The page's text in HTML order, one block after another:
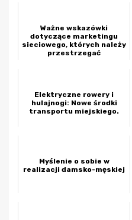
Ważne wskazówki
dotyczące marketingu
sieciowego, których należy
przestrzegać
Elektryczne rowery i
hulajnogi: Nowe środki
transportu miejskiego.
Myślenie o sobie w
realizacji damsko-męskiej